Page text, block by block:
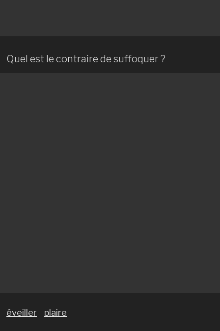
Quel est le contraire de suffoquer ?
éveiller plaire